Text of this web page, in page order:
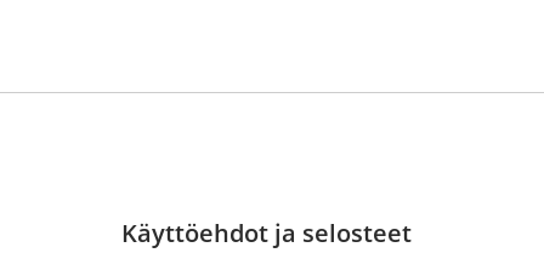
Käyttöehdot ja selosteet